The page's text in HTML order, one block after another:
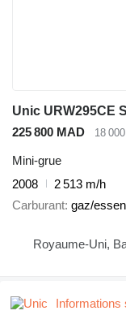
Unic URW295CE
225 800 MAD
18
Mini-grue
2008
2 513 m/h
Carburant gaz/
Royaume-Uni,
Informations